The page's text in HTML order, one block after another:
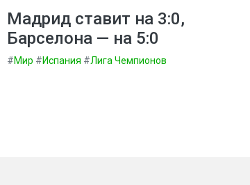
Мадрид ставит на 3:0,
Барселона — на 5:0
#Мир #Испания #Лига Чемпионов